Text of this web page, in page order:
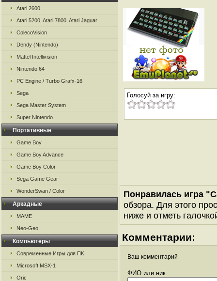
Atari 2600
Atari 5200, Atari 7800, Atari Jaguar
ColecoVision
Dendy (Nintendo)
Mattel Intellivision
Nintendo 64
PC Engine / Turbo Grafx-16
Sega
Sega Master System
Super Nintendo
Портативные
Game Boy
Game Boy Advance
Game Boy Color
Sega Game Gear
WonderSwan / Color
Аркадные
MAME
Neo-Geo
Компьютеры
Современные Игры для ПК
Microsoft MSX-1
Oric
Голосуй за игру:
Понравилась игра
обзора. Для этого
ниже и отметь
Комментарии:
Ваш комментарий
ФИО или ник: